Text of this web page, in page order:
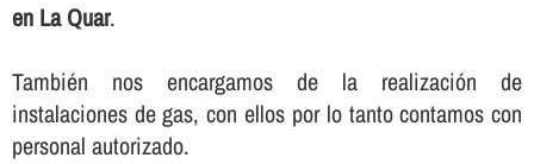
en La Quar.
También nos encargamos de la realización de
instalaciones de gas, con ellos por lo tanto contamos con
personal autorizado.